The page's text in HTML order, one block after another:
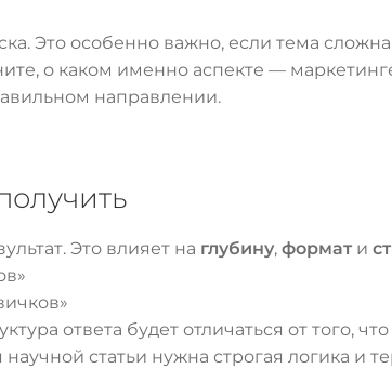
Это особенно важно, если тема
о каком именно аспекте —
направлении.
Это влияет на глубину, формат и
ответа будет отличаться от того,
статьи нужна строгая логика